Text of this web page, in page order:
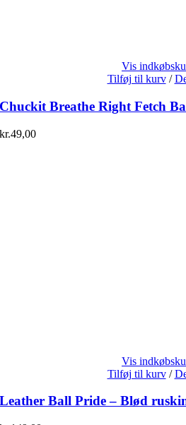
Vis
Tilføj til kurv /
Chuckit Breathe Right Fetch
kr.49,00
Vis
Tilføj til kurv /
Leather Ball Pride – Blød